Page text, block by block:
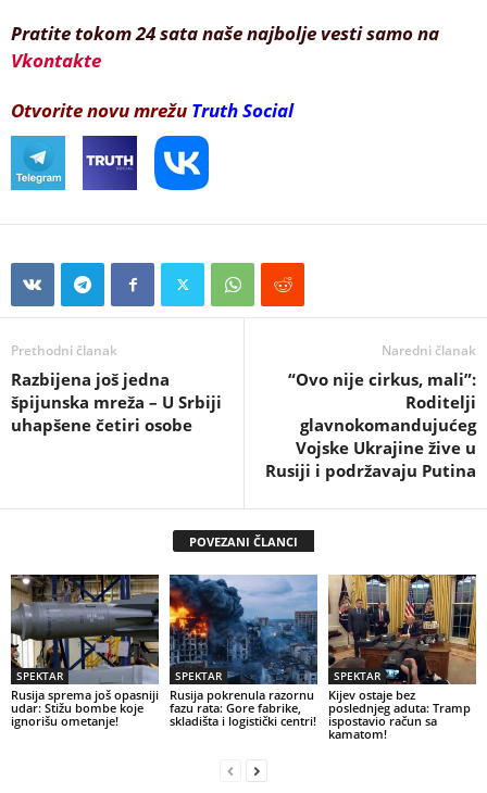
Pratite tokom 24 sata naše najbolje vesti samo na
Vkontakte
Otvorite novu mrežu Truth Social
Prethodni članak
Razbijena još jedna
špijunska mreža – U Srbiji
uhapšene četiri osobe
Naredni članak
“Ovo nije cirkus, mali”:
Roditelji
glavnokomandujućeg
Vojske Ukrajine žive u
Rusiji i podržavaju Putina
POVEZANI ČLANCI
SPEKTAR
Rusija sprema još opasniji
udar: Stižu bombe koje
ignorišu ometanje!
SPEKTAR
Rusija pokrenula razornu
fazu rata: Gore fabrike,
skladišta i logistički centri!
SPEKTAR
Kijev ostaje bez
poslednjeg aduta: Tramp
ispostavio račun sa
kamatom!